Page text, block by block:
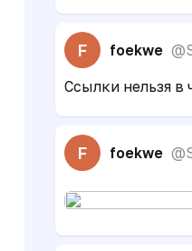
F foekwe
F foekwe
Ссылки нельзя в